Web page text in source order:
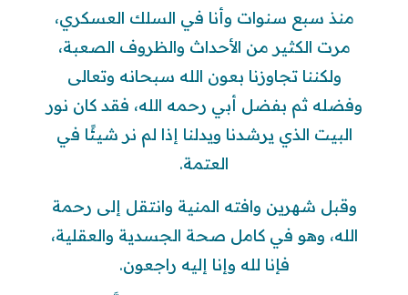
منذ سبع سنوات وأنا في السلك العسكري،
مرت الكثير من الأحداث والظروف الصعبة،
ولكننا تجاوزنا بعون الله سبحانه وتعالى
وفضله ثم بفضل أبي رحمه الله، فقد كان نور
البيت الذي يرشدنا ويدلنا إذا لم نر شيئًا في
العتمة.
وقبل شهرين وافته المنية وانتقل إلى رحمة
الله، وهو في كامل صحة الجسدية والعقلية،
فإنا لله وإنا إليه راجعون.